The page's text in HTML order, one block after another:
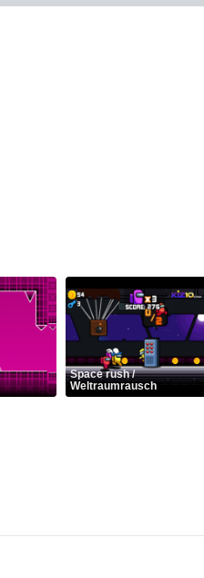
Space rush /
Weltraumrausch